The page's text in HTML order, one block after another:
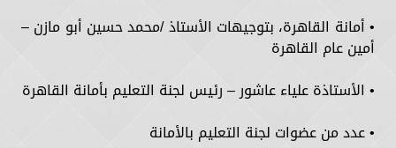
• أمانة القاهرة، بتوجيهات الأستاذ /محمد حسين أبو مازن –
أمين عام القاهرة
• الأستاذة علياء عاشور – رئيس لجنة التعليم بأمانة القاهرة
• عدد من عضوات لجنة التعليم بالأمانة